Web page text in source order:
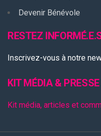
Devenir Bénévole
RESTEZ
Inscrivez-vous à notre
KIT MÉDIA & PRESSE
Kit média, articles et